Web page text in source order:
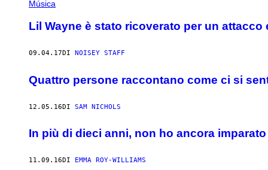
Música
Lil Wayne è stato ricoverato per un attacco
09.04.17DI NOISEY STAFF
Quattro persone raccontano come ci si
12.05.16DI SAM NICHOLS
In più di dieci anni, non ho ancora
11.09.16DI EMMA ROY-WILLIAMS